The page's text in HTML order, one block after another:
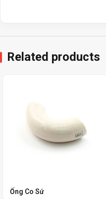
Related products
Ống Co Sứ